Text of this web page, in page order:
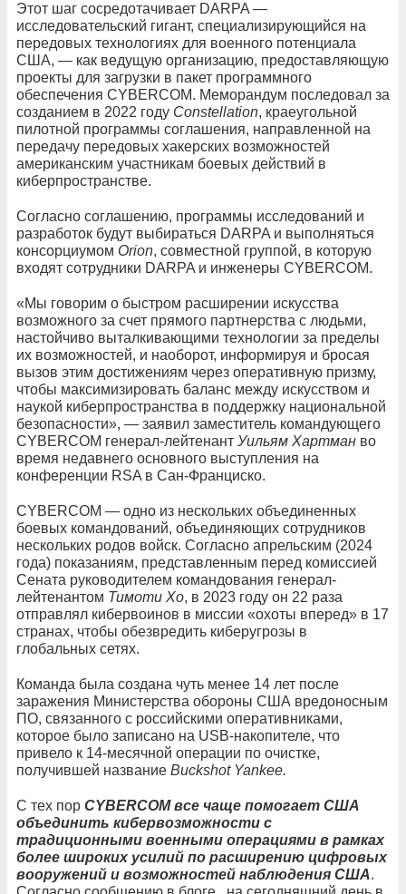
Этот шаг сосредотачивает DARPA —
исследовательский гигант, специализирующийся на
передовых технологиях для военного потенциала
США, — как ведущую организацию, предоставляющую
проекты для загрузки в пакет программного
обеспечения CYBERCOM. Меморандум последовал за
созданием в 2022 году Constellation, краеугольной
пилотной программы соглашения, направленной на
передачу передовых хакерских возможностей
американским участникам боевых действий в
киберпространстве.
Согласно соглашению, программы исследований и
разработок будут выбираться DARPA и выполняться
консорциумом Orion, совместной группой, в которую
входят сотрудники DARPA и инженеры CYBERCOM.
«Мы говорим о быстром расширении искусства
возможного за счет прямого партнерства с людьми,
настойчиво выталкивающими технологии за пределы
их возможностей, и наоборот, информируя и бросая
вызов этим достижениям через оперативную призму,
чтобы максимизировать баланс между искусством и
наукой киберпространства в поддержку национальной
безопасности», — заявил заместитель командующего
CYBERCOM генерал-лейтенант Уильям Хартман во
время недавнего основного выступления на
конференции RSA в Сан-Франциско.
CYBERCOM — одно из нескольких объединенных
боевых командований, объединяющих сотрудников
нескольких родов войск. Согласно апрельским (2024
года) показаниям, представленным перед комиссией
Сената руководителем командования генерал-
лейтенантом Тимоти Хо, в 2023 году он 22 раза
отправлял кибервоинов в миссии «охоты вперед» в 17
странах, чтобы обезвредить киберугрозы в
глобальных сетях.
Команда была создана чуть менее 14 лет после
заражения Министерства обороны США вредоносным
ПО, связанного с российскими оперативниками,
которое было записано на USB-накопителе, что
привело к 14-месячной операции по очистке,
получившей название Buckshot Yankee.
С тех пор CYBERCOM все чаще помогает США
объединить кибервозможности с
традиционными военными операциями в рамках
более широких усилий по расширению цифровых
вооружений и возможностей наблюдения США.